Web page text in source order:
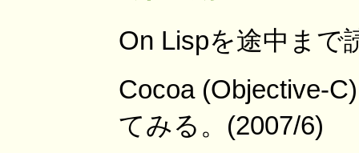
On Lispを途中まで
Cocoa (Objective-
てみる。(2007/6)